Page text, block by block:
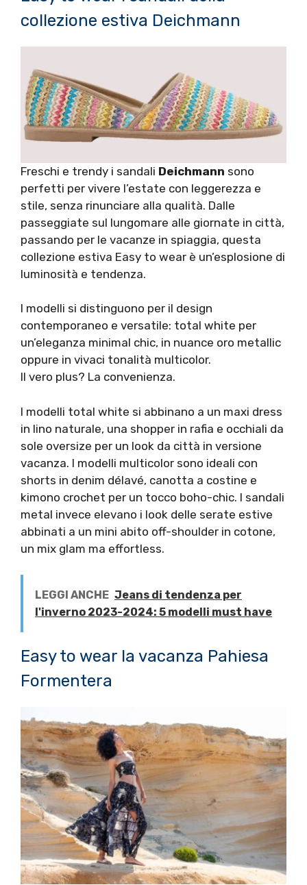
collezione estiva Deichmann
Freschi e trendy i sandali Deichmann sono
perfetti per vivere l’estate con leggerezza e
stile, senza rinunciare alla qualità. Dalle
passeggiate sul lungomare alle giornate in città,
passando per le vacanze in spiaggia, questa
collezione estiva Easy to wear è un’esplosione di
luminosità e tendenza.
I modelli si distinguono per il design
contemporaneo e versatile: total white per
un’eleganza minimal chic, in nuance oro metallic
oppure in vivaci tonalità multicolor.
Il vero plus? La convenienza.
I modelli total white si abbinano a un maxi dress
in lino naturale, una shopper in rafia e occhiali da
sole oversize per un look da città in versione
vacanza. I modelli multicolor sono ideali con
shorts in denim délavé, canotta a costine e
kimono crochet per un tocco boho-chic. I sandali
metal invece elevano i look delle serate estive
abbinati a un mini abito off-shoulder in cotone,
un mix glam ma effortless.
LEGGI ANCHE Jeans di tendenza per
l'inverno 2023-2024: 5 modelli must have
Easy to wear la vacanza Pahiesa
Formentera